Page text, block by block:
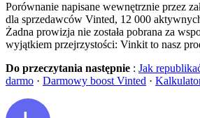
Porównanie napisane wewnętrznie przez
dla sprzedawców Vinted, 12 000
Żadna prowizja nie została pobrana za
wyjątkiem przejrzystości: Vinkit to nasz
Do przeczytania następnie : Jak
darmo · Darmowy boost Vinted ·